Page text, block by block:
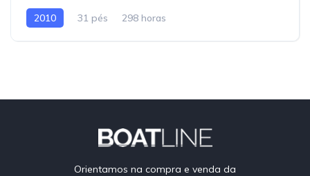
2010 31 pés 298 horas
Orientamos na compra e venda da